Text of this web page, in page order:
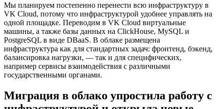
Мы планируем постепенно перенести всю инфраструктуру в
VK Cloud, потому что инфраструктурой удобнее управлять на
одной площадке. Переводим в VK Cloud виртуальные
машины, а также базы данных на ClickHouse, MySQL и
PostgreSQL в виде DBaaS. В облаке размещена
инфраструктура как для стандартных задач: фронтенд, бэкенд,
балансировка нагрузки, — так и для специфических,
например сервисы взаимодействия с различными
государственными органами.
Миграция в облако упростила работу с